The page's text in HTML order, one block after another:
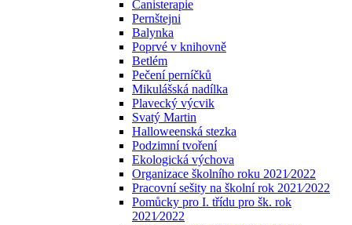
Canisterapie
Pernštejni
Balynka
Poprvé v knihovně
Betlém
Pečení perníčků
Mikulášská nadílka
Plavecký výcvik
Svatý Martin
Halloweenská stezka
Podzimní tvoření
Ekologická výchova
Organizace školního roku 2021⁄2022
Pracovní sešity na školní rok 2021⁄2022
Pomůcky pro I. třídu pro šk. rok
2021⁄2022